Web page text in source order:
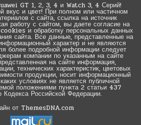
GT 1, 2, 3, 4 и Watch 3, 4 Серий!
вкус и цвет! При полном или частичном
с сайта, ссылка на источник
работу с сайтом, вы даете согласие на
и обработку персональных данных
сайта. Все данные, представленные на
характер и не являются
более подробной информации следует
компании по указанным на сайте
на сайте информация,
технических характеристик, цветовых
продукции, носит информационный
условиях не является публичной
положениями пункта 2 статьи 437
Кодекса Российской Федерации.
от ThemesDNA.com